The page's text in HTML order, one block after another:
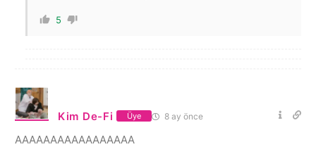
5
Kim De-Fi Üye 8 ay önce
AAAAAAAAAAAAAAAAA